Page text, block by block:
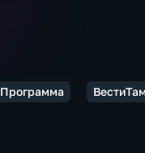
Программа